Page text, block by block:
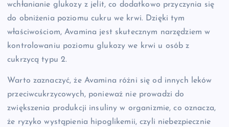
wchłanianie glukozy z jelit, co dodatkowo przyczynia się
do obniżenia poziomu cukru we krwi. Dzięki tym
właściwościom, Avamina jest skutecznym narzędziem w
kontrolowaniu poziomu glukozy we krwi u osób z
cukrzycą typu 2.
Warto zaznaczyć, że Avamina różni się od innych leków
przeciwcukrzycowych, ponieważ nie prowadzi do
zwiększenia produkcji insuliny w organizmie, co oznacza,
że ryzyko wystąpienia hipoglikemii, czyli niebezpiecznie